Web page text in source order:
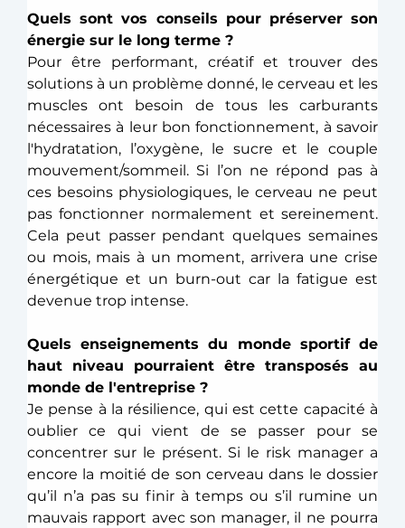
Quels sont vos conseils pour préserver son
énergie sur le long terme ?
Pour être performant, créatif et trouver des
solutions à un problème donné, le cerveau et les
muscles ont besoin de tous les carburants
nécessaires à leur bon fonctionnement, à savoir
l'hydratation, l’oxygène, le sucre et le couple
mouvement/sommeil. Si l’on ne répond pas à
ces besoins physiologiques, le cerveau ne peut
pas fonctionner normalement et sereinement.
Cela peut passer pendant quelques semaines
ou mois, mais à un moment, arrivera une crise
énergétique et un burn-out car la fatigue est
devenue trop intense.
Quels enseignements du monde sportif de
haut niveau pourraient être transposés au
monde de l'entreprise ?
Je pense à la résilience, qui est cette capacité à
oublier ce qui vient de se passer pour se
concentrer sur le présent. Si le risk manager a
encore la moitié de son cerveau dans le dossier
qu’il n’a pas su finir à temps ou s’il rumine un
mauvais rapport avec son manager, il ne pourra